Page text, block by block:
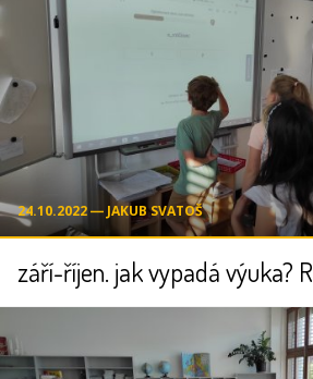
24.10.2022 ― JAKUB SVATOŠ
září-říjen. jak vypadá výuka?